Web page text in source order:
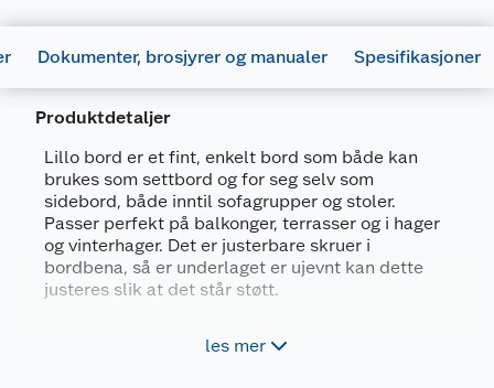
Dokumenter, brosjyrer og manualer Spesifikasjoner
Produktdetaljer
Lillo bord er et fint, enkelt bord som både kan
brukes som settbord og for seg selv som
sidebord, både inntil sofagrupper og stoler.
Passer perfekt på balkonger, terrasser og i hager
og vinterhager. Det er justerbare skruer i
bordbena, så er underlaget er ujevnt kan dette
justeres slik at det står støtt.
les mer
Generelt
Artikkelnummer
5714988045308
Leverandørens artikkelnummer